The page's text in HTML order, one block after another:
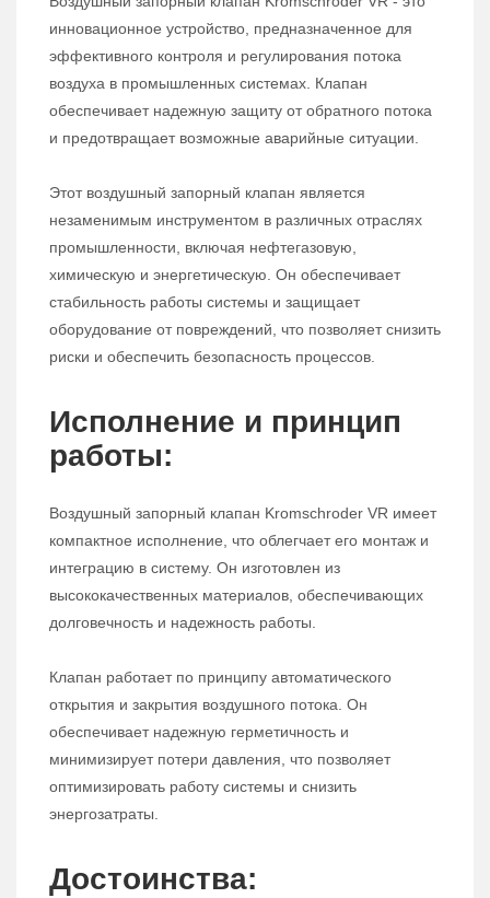
инновационное устройство, предназначенное для
эффективного контроля и регулирования потока
воздуха в промышленных системах. Клапан
обеспечивает надежную защиту от обратного потока
и предотвращает возможные аварийные ситуации.
Этот воздушный запорный клапан является
незаменимым инструментом в различных отраслях
промышленности, включая нефтегазовую,
химическую и энергетическую. Он обеспечивает
стабильность работы системы и защищает
оборудование от повреждений, что позволяет снизить
риски и обеспечить безопасность процессов.
Исполнение и принцип
работы:
Воздушный запорный клапан Kromschroder VR имеет
компактное исполнение, что облегчает его монтаж и
интеграцию в систему. Он изготовлен из
высококачественных материалов, обеспечивающих
долговечность и надежность работы.
Клапан работает по принципу автоматического
открытия и закрытия воздушного потока. Он
обеспечивает надежную герметичность и
минимизирует потери давления, что позволяет
оптимизировать работу системы и снизить
энергозатраты.
Достоинства: